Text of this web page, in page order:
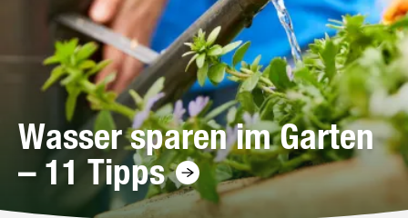
Service
Unternehmen
Wasser sparen im Garten
– 11 Tipps